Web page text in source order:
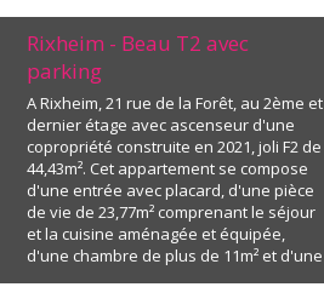
Rixheim - Beau T2 avec
parking
A Rixheim, 21 rue de la Forêt, au 2ème et
dernier étage avec ascenseur d'une
copropriété construite en 2021, joli F2 de
44,43m². Cet appartement se compose
d'une entrée avec placard, d'une pièce
de vie de 23,77m² comprenant le séjour
et la cuisine aménagée et équipée,
d'une chambre de plus de 11m² et d'une